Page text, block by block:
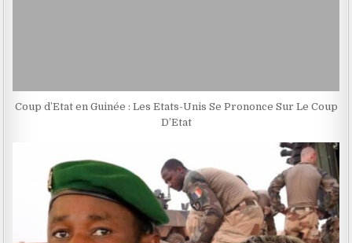
Coup d’Etat en Guinée : Les Etats-Unis Se Prononce Sur Le Coup
D’Etat